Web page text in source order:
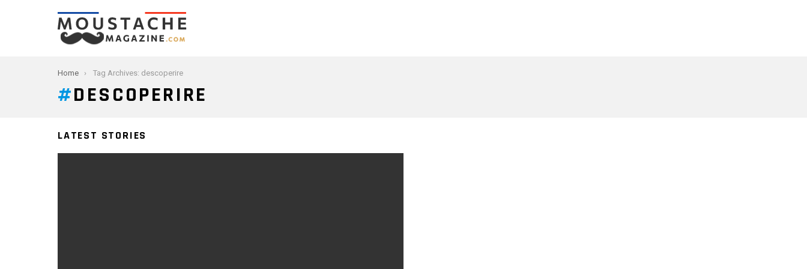
You are here:
Home Tag Archives: descoperire
DESCOPERIRE
LATEST STORIES